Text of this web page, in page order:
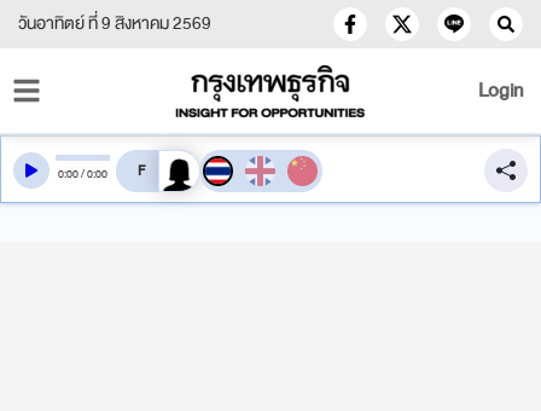
วันอาทิตย์ ที่ 9 สิงหาคม 2569
Login
0:00/0:00 สลับเสียงอ่าน